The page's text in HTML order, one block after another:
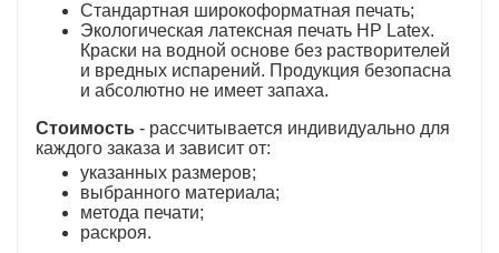
Стандартная широкоформатная печать;
Экологическая латексная печать HP Latex.
Краски на водной основе без растворителей
и вредных испарений. Продукция безопасна
и абсолютно не имеет запаха.
Стоимость - рассчитывается индивидуально для
каждого заказа и зависит от:
указанных размеров;
выбранного материала;
метода печати;
раскроя.